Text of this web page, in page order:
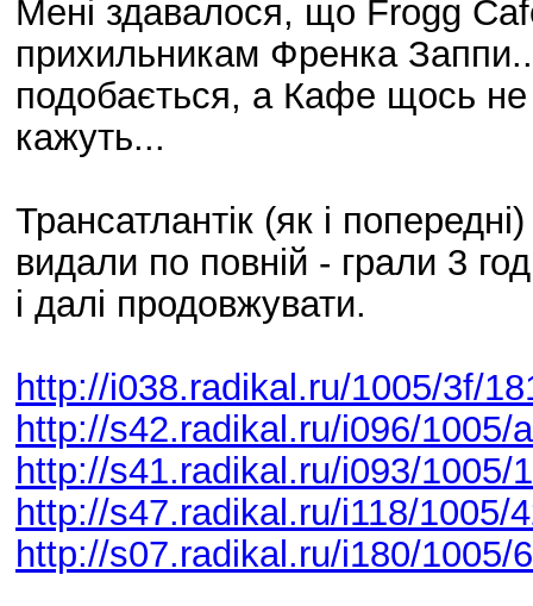
Мені здавалося, що Frogg
прихильникам Френка
подобається, а Кафе щось не
кажуть...
Трансатлантік (як і
видали по повній - грали 3
і далі продовжувати.
http://i038.radikal.ru/1005/3f/
http://s42.radikal.ru/i096/1005/
http://s41.radikal.ru/i093/1005/
http://s47.radikal.ru/i118/1005/
http://s07.radikal.ru/i180/1005/